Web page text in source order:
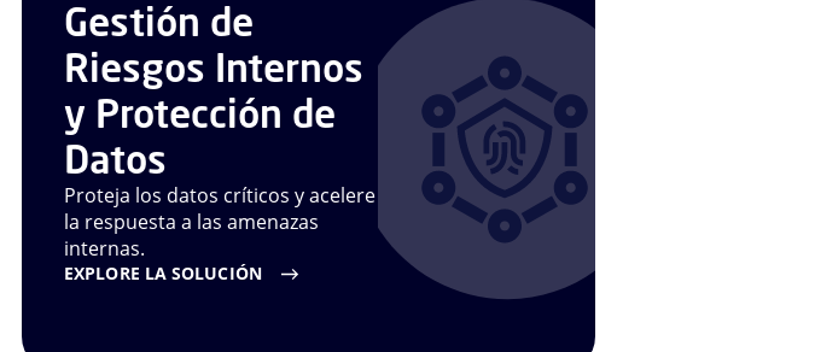
Gestión de
Riesgos Internos
y Protección de
Datos
Proteja los datos críticos y acelere
la respuesta a las amenazas
internas.
EXPLORE LA SOLUCIÓN